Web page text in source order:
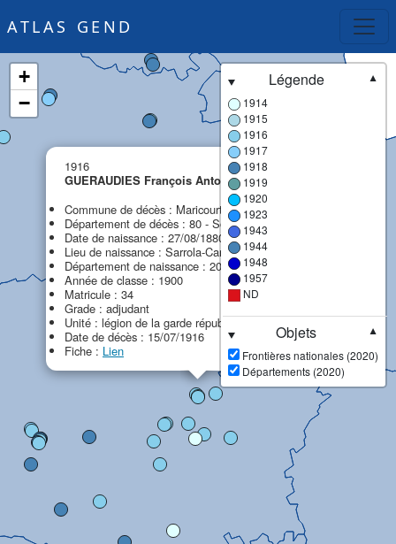
ATLAS GEND
1916
GUERAUDIES François Antoine MPF
Commune de décès : Maricourt
Département de décès : 80 - Somme
Date de naissance : 27/08/1880
Lieu de naissance : Sarrola-Carcopino
Département de naissance : 20 - 2A - Corse-du-Sud
Année de classe : 1900
Matricule : 34
Grade : adjudant
Unité : légion de la garde républicaine (LGR)
Date de décès : 15/07/1916
Fiche : Lien
+
−
Légende
▼
1914
1915
1916
1917
1918
1919
1920
1923
1943
1944
1948
1957
ND
Objets
▼
Frontières nationales (2020)
Départements (2020)